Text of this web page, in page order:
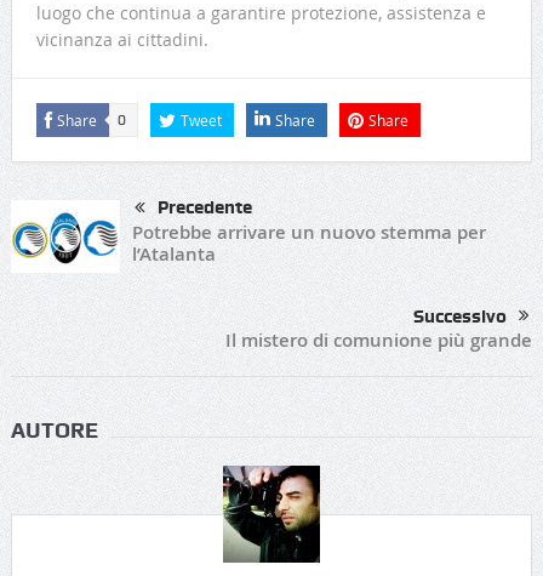
luogo che continua a garantire protezione, assistenza e
vicinanza ai cittadini.
Share 0 Tweet Share Share
Precedente
Potrebbe arrivare un nuovo stemma per
l’Atalanta
Successivo
Il mistero di comunione più grande
AUTORE